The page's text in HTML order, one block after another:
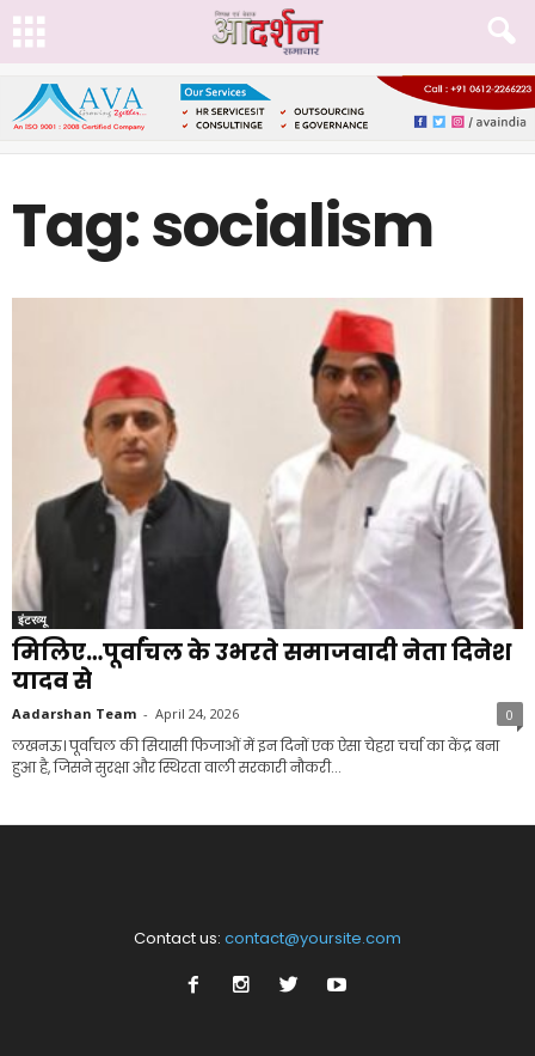
Tag: socialism
इंटरव्यू
मिलिए…पूर्वांचल के उभरते समाजवादी नेता दिनेश
यादव से
Aadarshan Team - April 24, 2026 0
लखनऊ। पूर्वांचल की सियासी फिजाओं में इन दिनों एक ऐसा चेहरा चर्चा का केंद्र बना
हुआ है, जिसने सुरक्षा और स्थिरता वाली सरकारी नौकरी...
Contact us: contact@yoursite.com